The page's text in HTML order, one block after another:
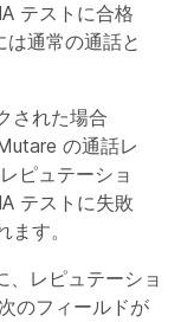
テストに合格
通常の通話と
された場合
の通話レ
ピュテーショ
テストに失敗
す。
、レピュテーショ
のフィールドが